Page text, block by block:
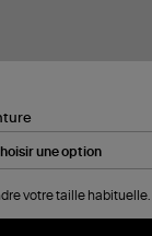
votre taille habituelle.